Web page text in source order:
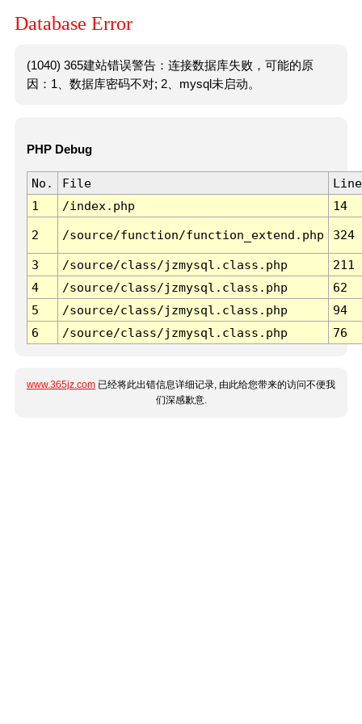
Database Error
(1040) 365建站错误警告：连接数据库失败，可能的原
因：1、数据库密码不对; 2、mysql未启动。
PHP Debug
No. File
Line
1
/index.php 14
2 /source/function/function_extend.php 324
3 /source/class/jzmysql.class.php
211
4
/source/class/jzmysql.class.php
62
5
/source/class/jzmysql.class.php
94
6
/source/class/jzmysql.class.php 76
www.365jz.com 已经将此出错信息详细记录, 由此给您带来的访问不便我
们深感歉意.